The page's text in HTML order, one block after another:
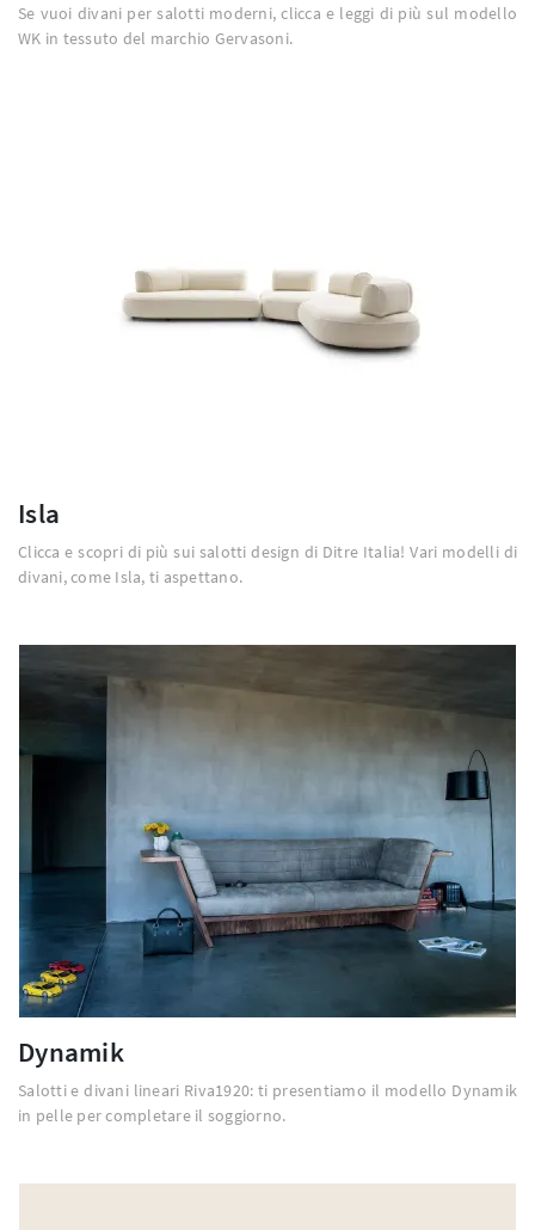
Se vuoi divani per salotti moderni, clicca e leggi di più sul modello
WK in tessuto del marchio Gervasoni.
Isla
Clicca e scopri di più sui salotti design di Ditre Italia! Vari modelli di
divani, come Isla, ti aspettano.
Dynamik
Salotti e divani lineari Riva1920: ti presentiamo il modello Dynamik
in pelle per completare il soggiorno.